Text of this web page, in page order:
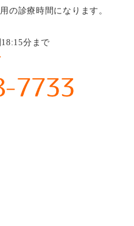
診療時間になります。
分まで